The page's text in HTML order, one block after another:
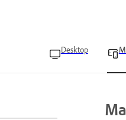
Desktop
ng display
viewing